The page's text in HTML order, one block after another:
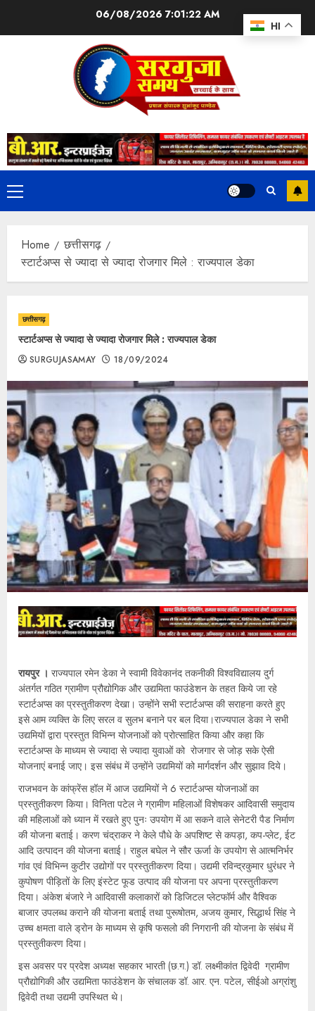
06/08/2026 7:01:23 AM
Home
छत्तीसगढ़
स्टार्टअप्स से ज्यादा से ज्यादा रोजगार मिले : राज्यपाल डेका
छत्तीसगढ़
स्टार्टअप्स से ज्यादा से ज्यादा रोजगार मिले : राज्यपाल डेका
SURGUJASAMAY 18/09/2024
रायपुर । राज्यपाल रमेन डेका ने स्वामी विवेकानंद तकनीकी विश्वविद्यालय दुर्ग
अंतर्गत गठित ग्रामीण प्रौद्योगिक और उद्यमिता फाउंडेशन के तहत किये जा रहे
स्टार्टअप्स का प्रस्तुतीकरण देखा। उन्होंने सभी स्टार्टअप्स की सराहना करते हुए
इसे आम व्यक्ति के लिए सरल व सुलभ बनाने पर बल दिया।राज्यपाल डेका ने सभी
उद्यमियों द्वारा प्रस्तुत विभिन्न योजनाओं को प्रोत्साहित किया और कहा कि
स्टार्टअप्स के माध्यम से ज्यादा से ज्यादा युवाओं को रोजगार से जोड़ सके ऐसी
योजनाएं बनाई जाए। इस संबंध में उन्होंने उद्यमियों को मार्गदर्शन और सुझाव दिये।
राजभवन के कांफ्रेंस हॉल में आज उद्यमियों ने 6 स्टार्टअप्स योजनाओं का
प्रस्तुतीकरण किया। विनिता पटेल ने ग्रामीण महिलाओं विशेषकर आदिवासी समुदाय
की महिलाओं को ध्यान में रखते हुए पुनः उपयोग में आ सकने वाले सेनेटरी पैड निर्माण
की योजना बताई। करण चंद्राकर ने केले पौधे के अपशिष्ट से कपड़ा, कप-प्लेट, ईट
आदि उत्पादन की योजना बताई। राहुल बघेल ने सौर ऊर्जा के उपयोग से आत्मनिर्भर
गांव एवं विभिन्न कुटीर उद्योगों पर प्रस्तुतीकरण दिया। उद्यमी रविन्द्रकुमार धुरंधर ने
कुपोषण पीड़ितों के लिए इंस्टेट फूड उत्पाद की योजना पर अपना प्रस्तुतीकरण
दिया। अंकेश बंजारे ने आदिवासी कलाकारों को डिजिटल प्लेटफॉर्म और वैश्विक
बाजार उपलब्ध कराने की योजना बताई तथा पुरूषोतम, अजय कुमार, सिद्धार्थ सिंह ने
उच्च क्षमता वाले ड्रोन के माध्यम से कृषि फसलो की निगरानी की योजना के संबंध में
प्रस्तुतीकरण दिया।
इस अवसर पर प्रदेश अध्यक्ष सहकार भारती (छ.ग.) डॉ. लक्ष्मीकांत द्विवेदी ग्रामीण
प्रौद्योगिकी और उद्यमिता फाउंडेशन के संचालक डॉ. आर. एन. पटेल, सीईओ अग्रांशु
द्विवेदी तथा उद्यमी उपस्थित थे।
HI